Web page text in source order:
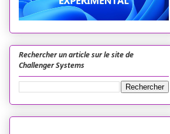
Rechercher un article sur le site de
Challenger Systems